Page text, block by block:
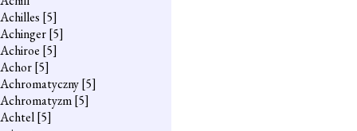
Achilles [5]
Achinger[5]
Achiroe [5]
Achor[5]
Achromatyczny[5]
Achromatyzm[5]
Achtel[5]